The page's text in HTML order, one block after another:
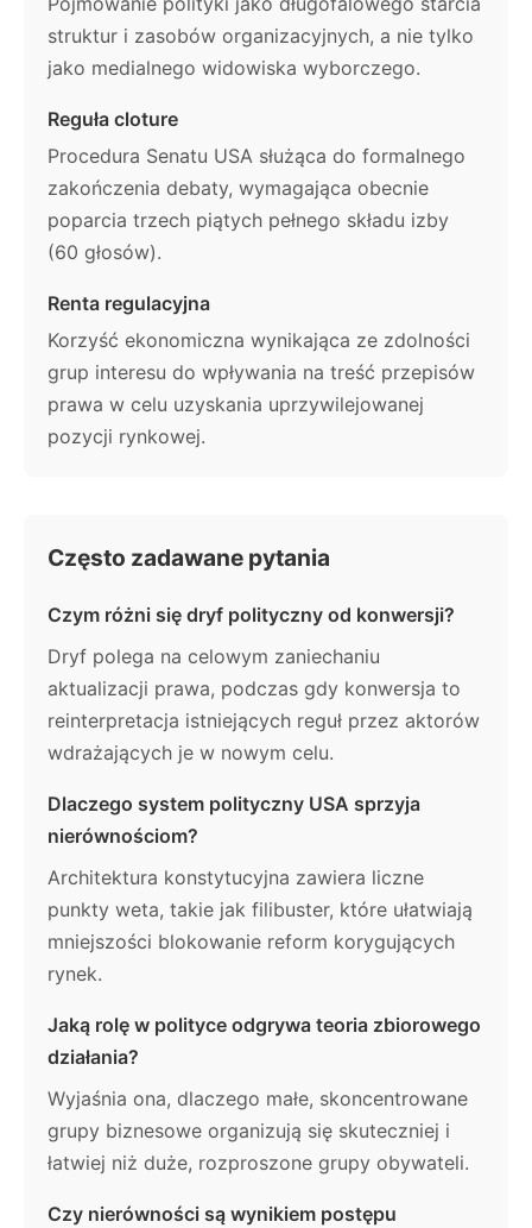
struktur i zasobów organizacyjnych, a nie tylko
jako medialnego widowiska wyborczego.
Reguła cloture
Procedura Senatu USA służąca do formalnego
zakończenia debaty, wymagająca obecnie
poparcia trzech piątych pełnego składu izby
(60 głosów).
Renta regulacyjna
Korzyść ekonomiczna wynikająca ze zdolności
grup interesu do wpływania na treść przepisów
prawa w celu uzyskania uprzywilejowanej
pozycji rynkowej.
Często zadawane pytania
Czym różni się dryf polityczny od konwersji?
Dryf polega na celowym zaniechaniu
aktualizacji prawa, podczas gdy konwersja to
reinterpretacja istniejących reguł przez aktorów
wdrażających je w nowym celu.
Dlaczego system polityczny USA sprzyja
nierównościom?
Architektura konstytucyjna zawiera liczne
punkty weta, takie jak filibuster, które ułatwiają
mniejszości blokowanie reform korygujących
rynek.
Jaką rolę w polityce odgrywa teoria zbiorowego
działania?
Wyjaśnia ona, dlaczego małe, skoncentrowane
grupy biznesowe organizują się skuteczniej i
łatwiej niż duże, rozproszone grupy obywateli.
Czy nierówności są wynikiem postępu